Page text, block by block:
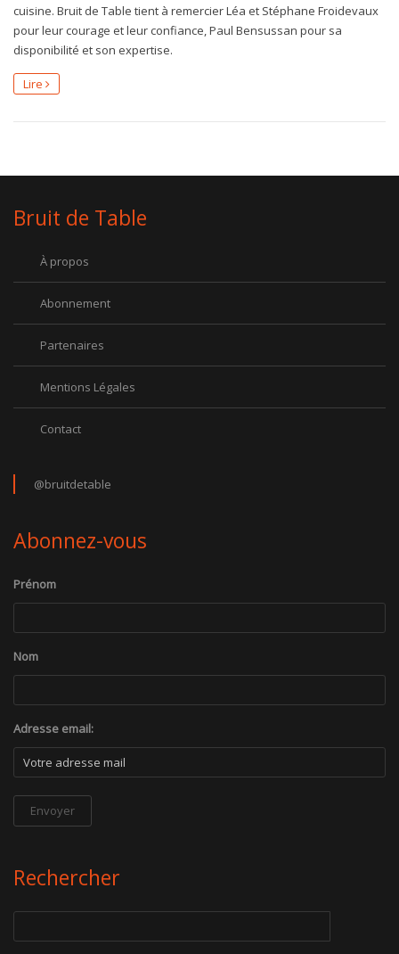
cuisine. Bruit de Table tient à remercier Léa et Stéphane Froidevaux
pour leur courage et leur confiance, Paul Bensussan pour sa
disponibilité et son expertise.
Lire
Bruit de Table
À propos
Abonnement
Partenaires
Mentions Légales
Contact
@bruitdetable
Abonnez-vous
Prénom
Nom
Adresse email:
Rechercher